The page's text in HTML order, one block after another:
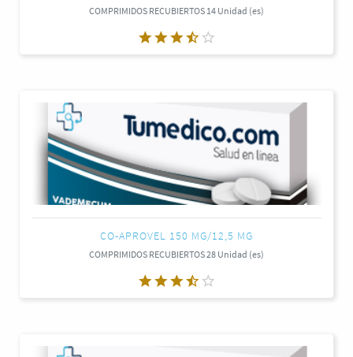
COMPRIMIDOS RECUBIERTOS 14 Unidad (es)
CO-APROVEL 150 MG/12,5 MG
COMPRIMIDOS RECUBIERTOS 28 Unidad (es)